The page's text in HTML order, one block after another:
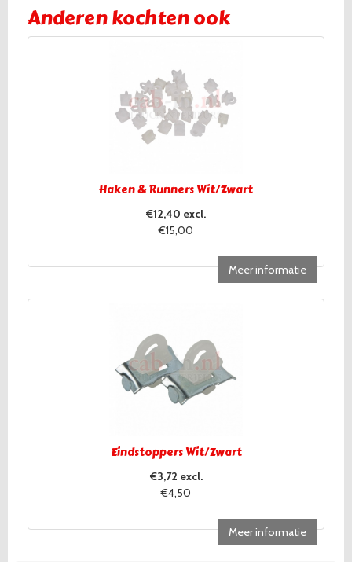
Anderen kochten ook
Haken & Runners Wit/Zwart
€12,40 excl.
€15,00
Meer informatie
Eindstoppers Wit/Zwart
€3,72 excl.
€4,50
Meer informatie